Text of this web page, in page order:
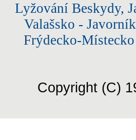
Lyžování Beskydy,
Valašsko -
Frýdecko-Místecko
Copyright (C)